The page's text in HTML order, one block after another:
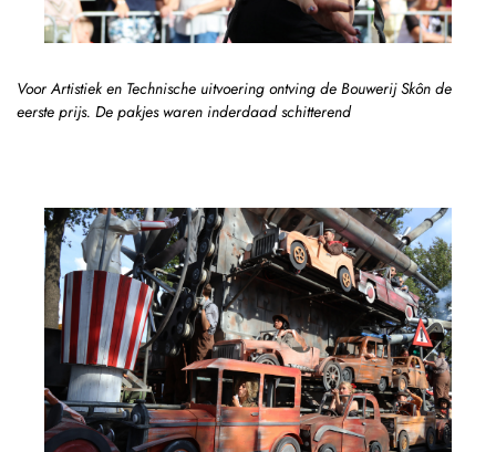
Voor Artistiek en Technische uitvoering ontving de Bouwerij Skôn de
eerste prijs. De pakjes waren inderdaad schitterend